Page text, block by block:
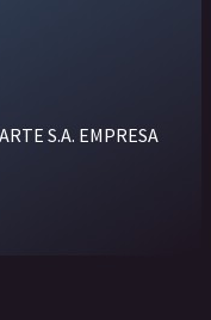
S.A. EMPRESA